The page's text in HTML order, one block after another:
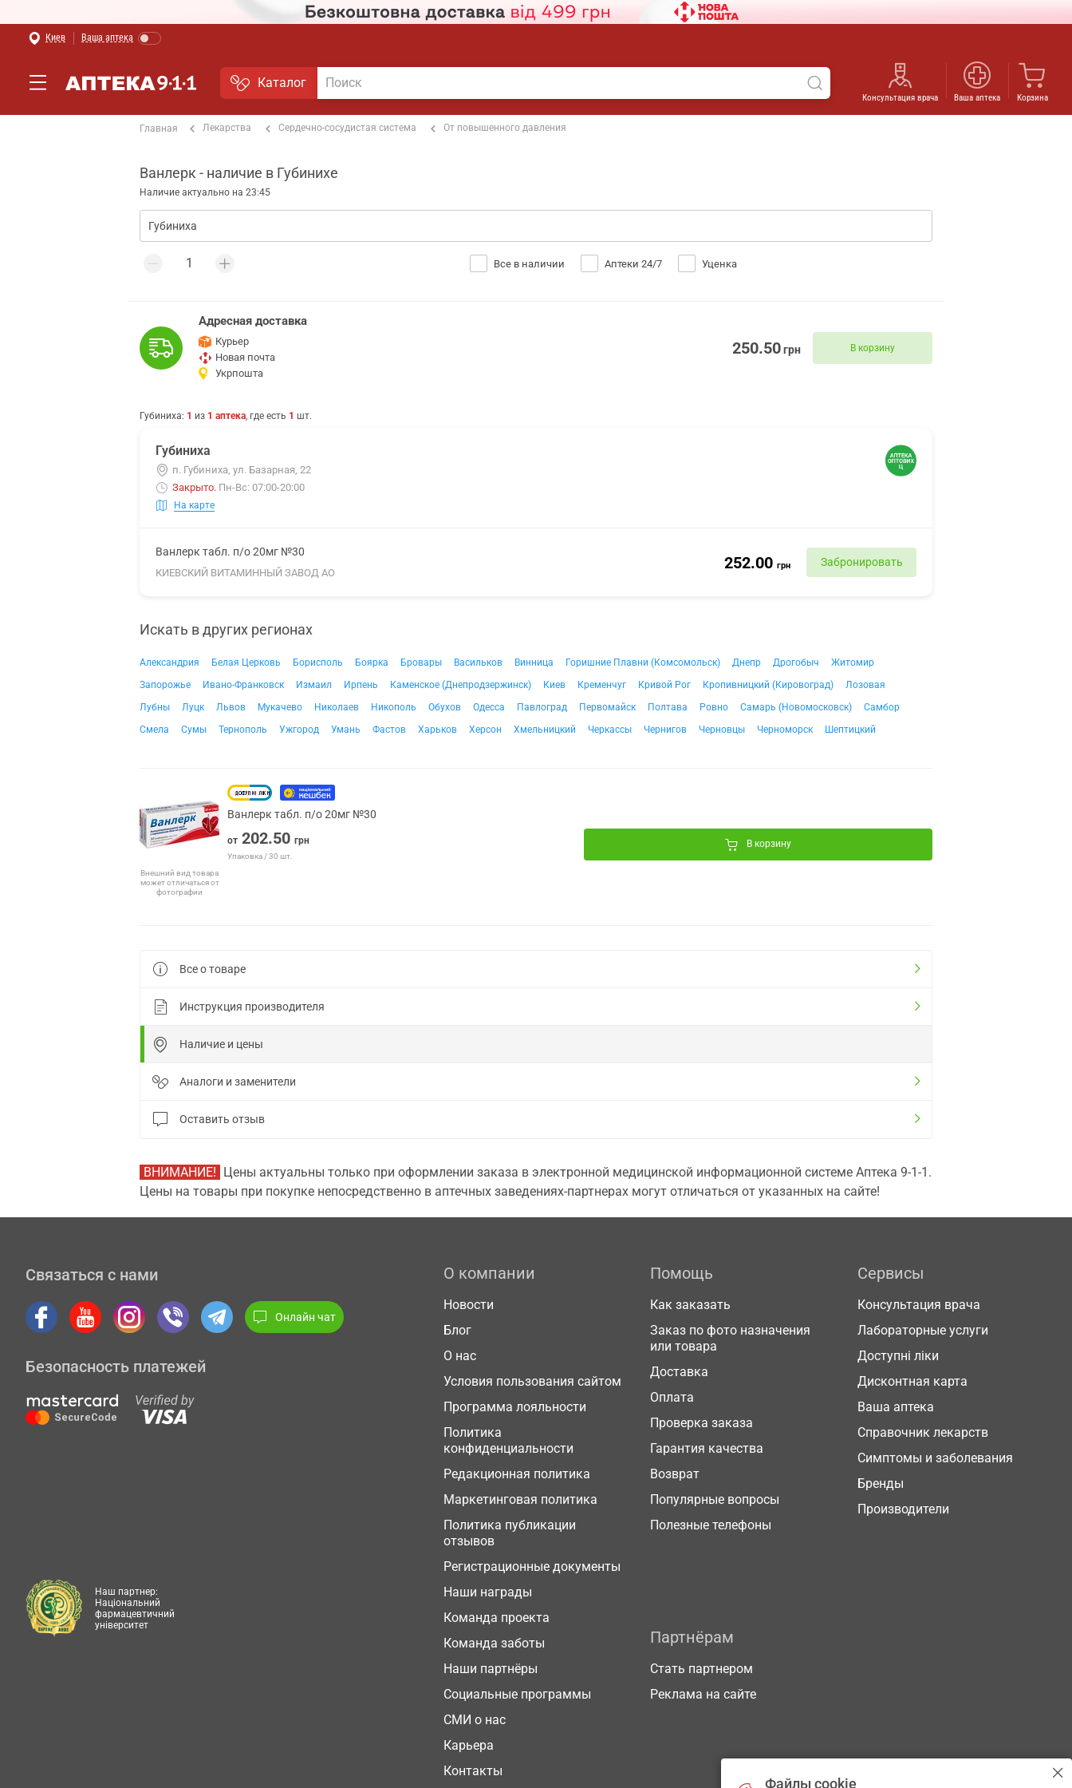
Киев Ваша аптека
Каталог
Консультация врача Ваша аптека Корзина
Главная Лекарства Сердечно-сосудистая система От повышенного давления
Ванлерк - наличие в Губинихе
Наличие актуально на 23:45
Все в наличии Аптеки 24/7 Уценка
Адресная доставка
Курьер
Новая почта
Укрпошта
250.50грн В корзину
Губиниха: 1 из 1 аптека, где есть 1 шт.
Губиниха
п. Губиниха, ул. Базарная, 22
Закрыто. Пн-Вс: 07:00-20:00
На карте
Ванлерк табл. п/о 20мг №30
КИЕВСКИЙ ВИТАМИННЫЙ ЗАВОД АО
252.00 грн Забронировать
Искать в других регионах
Александрия Белая Церковь Борисполь Боярка Бровары Васильков Винница Горишние Плавни (Комсомольск) Днепр Дрогобыч
Житомир
Запорожье
Ивано-Франковск Измаил Ирпень Каменское (Днепродзержинск) Киев Кременчуг Кривой Рог Кропивницкий (Кировоград)
Лозовая
Лубны
Луцк Львов Мукачево Николаев Никополь Обухов Одесса Павлоград Первомайск Полтава Ровно Самарь (Новомосковск)
Самбор
Смела
Сумы Тернополь Ужгород Умань Фастов Харьков Херсон Хмельницкий Черкассы Чернигов Черновцы Черноморск Шептицкий
Внешний вид товара
может отличаться от
фотографии
Ванлерк табл. п/о 20мг №30
от 202.50 грн
Упаковка / 30 шт.
В корзину
Все о товаре
Инструкция производителя
Наличие и цены
Аналоги и заменители
Оставить отзыв
ВНИМАНИЕ! Цены актуальны только при оформлении заказа в электронной медицинской информационной системе Аптека 9-1-1.
Цены на товары при покупке непосредственно в аптечных заведениях-партнерах могут отличаться от указанных на сайте!
Связаться с нами
Онлайн чат
Безопасность платежей
О компании
Новости
Блог
О нас
Условия пользования сайтом
Программа лояльности
Политика
конфиденциальности
Редакционная политика
Маркетинговая политика
Политика публикации
отзывов
Регистрационные документы
Наши награды
Команда проекта
Команда заботы
Наши партнёры
Социальные программы
СМИ о нас
Карьера
Контакты
Помощь
Как заказать
Заказ по фото назначения
или товара
Доставка
Оплата
Проверка заказа
Гарантия качества
Возврат
Популярные вопросы
Полезные телефоны
Сервисы
Консультация врача
Лабораторные услуги
Доступні ліки
Дисконтная карта
Ваша аптека
Справочник лекарств
Симптомы и заболевания
Бренды
Производители
Партнёрам
Стать партнером
Реклама на сайте
Наш партнер:
Національний
фармацевтичний
університет
Файлы cookie